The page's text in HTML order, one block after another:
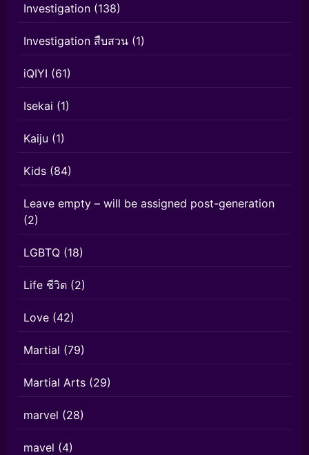
Investigation (138)
Investigation สืบสวน (1)
iQIYI (61)
Isekai (1)
Kaiju (1)
Kids (84)
Leave empty – will be assigned post-generation
(2)
LGBTQ (18)
Life ชีวิต (2)
Love (42)
Martial (79)
Martial Arts (29)
marvel (28)
mavel (4)